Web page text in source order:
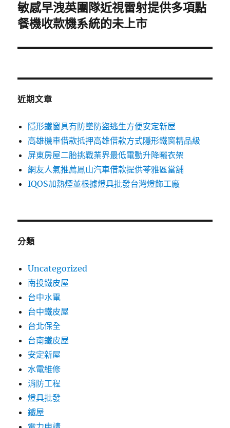
下
一
文
敏感早洩英團隊近視雷射提供多項點
餐機收款機系統的未上市
近期文章
隱形鐵窗具有防墜防盜逃生方便安定新屋
高雄機車借款抵押高雄借款方式隱形鐵窗精品級
屏東房屋二胎挑戰業界最低電動升降曬衣架
網友人氣推薦鳳山汽車借款提供苓雅區當舖
IQOS加熱煙並根據燈具批發台灣燈飾工廠
分類
Uncategorized
南投鐵皮屋
台中水電
台中鐵皮屋
台北保全
台南鐵皮屋
安定新屋
水電維修
消防工程
燈具批發
鐵屋